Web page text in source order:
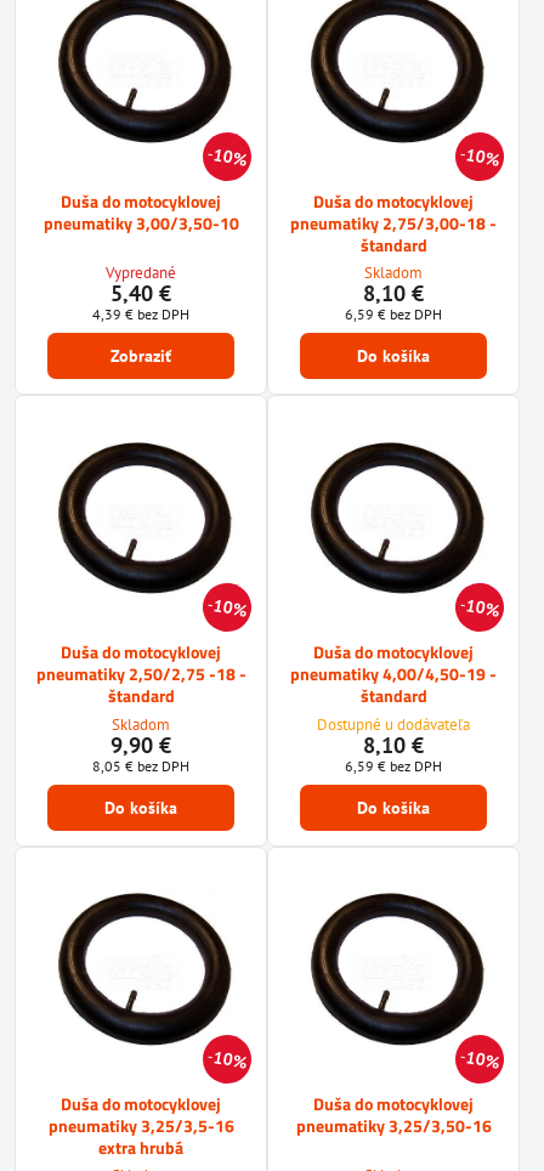
10%
Duša do motocyklovej
pneumatiky 3,00/3,50-10
Vypredané
5,40 €
4,39 € bez DPH
Zobraziť
10%
Duša do motocyklovej
pneumatiky 2,75/3,00-18 -
štandard
Skladom
8,10 €
6,59 € bez DPH
Do košíka
10%
Duša do motocyklovej
pneumatiky 2,50/2,75 -18 -
štandard
Skladom
9,90 €
8,05 € bez DPH
Do košíka
10%
Duša do motocyklovej
pneumatiky 4,00/4,50-19 -
štandard
Dostupné u dodávateľa
8,10 €
6,59 € bez DPH
Do košíka
10%
Duša do motocyklovej
pneumatiky 3,25/3,5-16
extra hrubá
10%
Duša do motocyklovej
pneumatiky 3,25/3,50-16